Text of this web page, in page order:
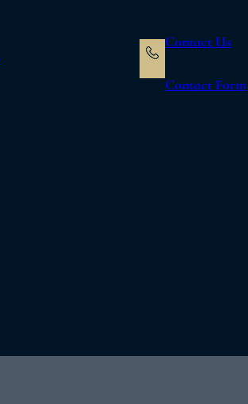
Contact Us
Contact Form